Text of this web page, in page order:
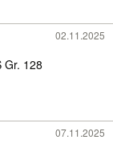
02.11.2025
Gr. 128
07.11.2025